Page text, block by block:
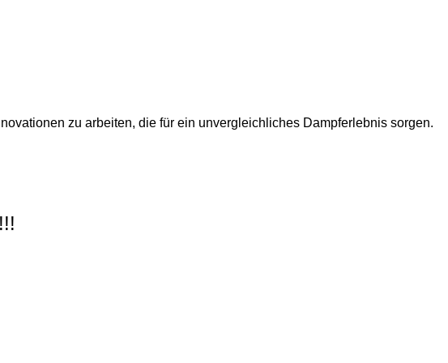
zu arbeiten, die für ein unvergleichliches Dampferlebnis sorgen.